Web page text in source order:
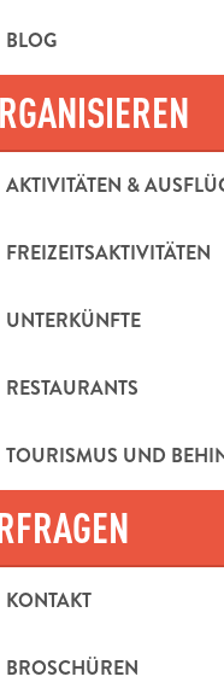
BLOG
AKTIVITÄTEN &
FREIZEITSAKTIVITÄTEN
UNTERKÜNFTE
RESTAURANTS
TOURISMUS UND
KONTAKT
BROSCHÜREN
▒▒
UNS